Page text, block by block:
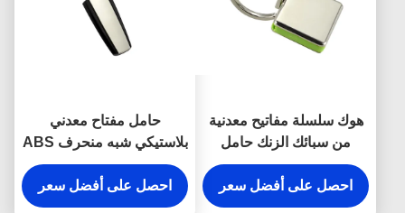
هوك سلسلة مفاتيح معدنية
من سبائك الزنك حامل
المفاجئة المضادة للصدأ
محفورة أقراط معدنية
احصل على أفضل سعر
حامل مفتاح معدني
بلاستيكي شبه منحرف ABS
مطلي بالفضة
احصل على أفضل سعر